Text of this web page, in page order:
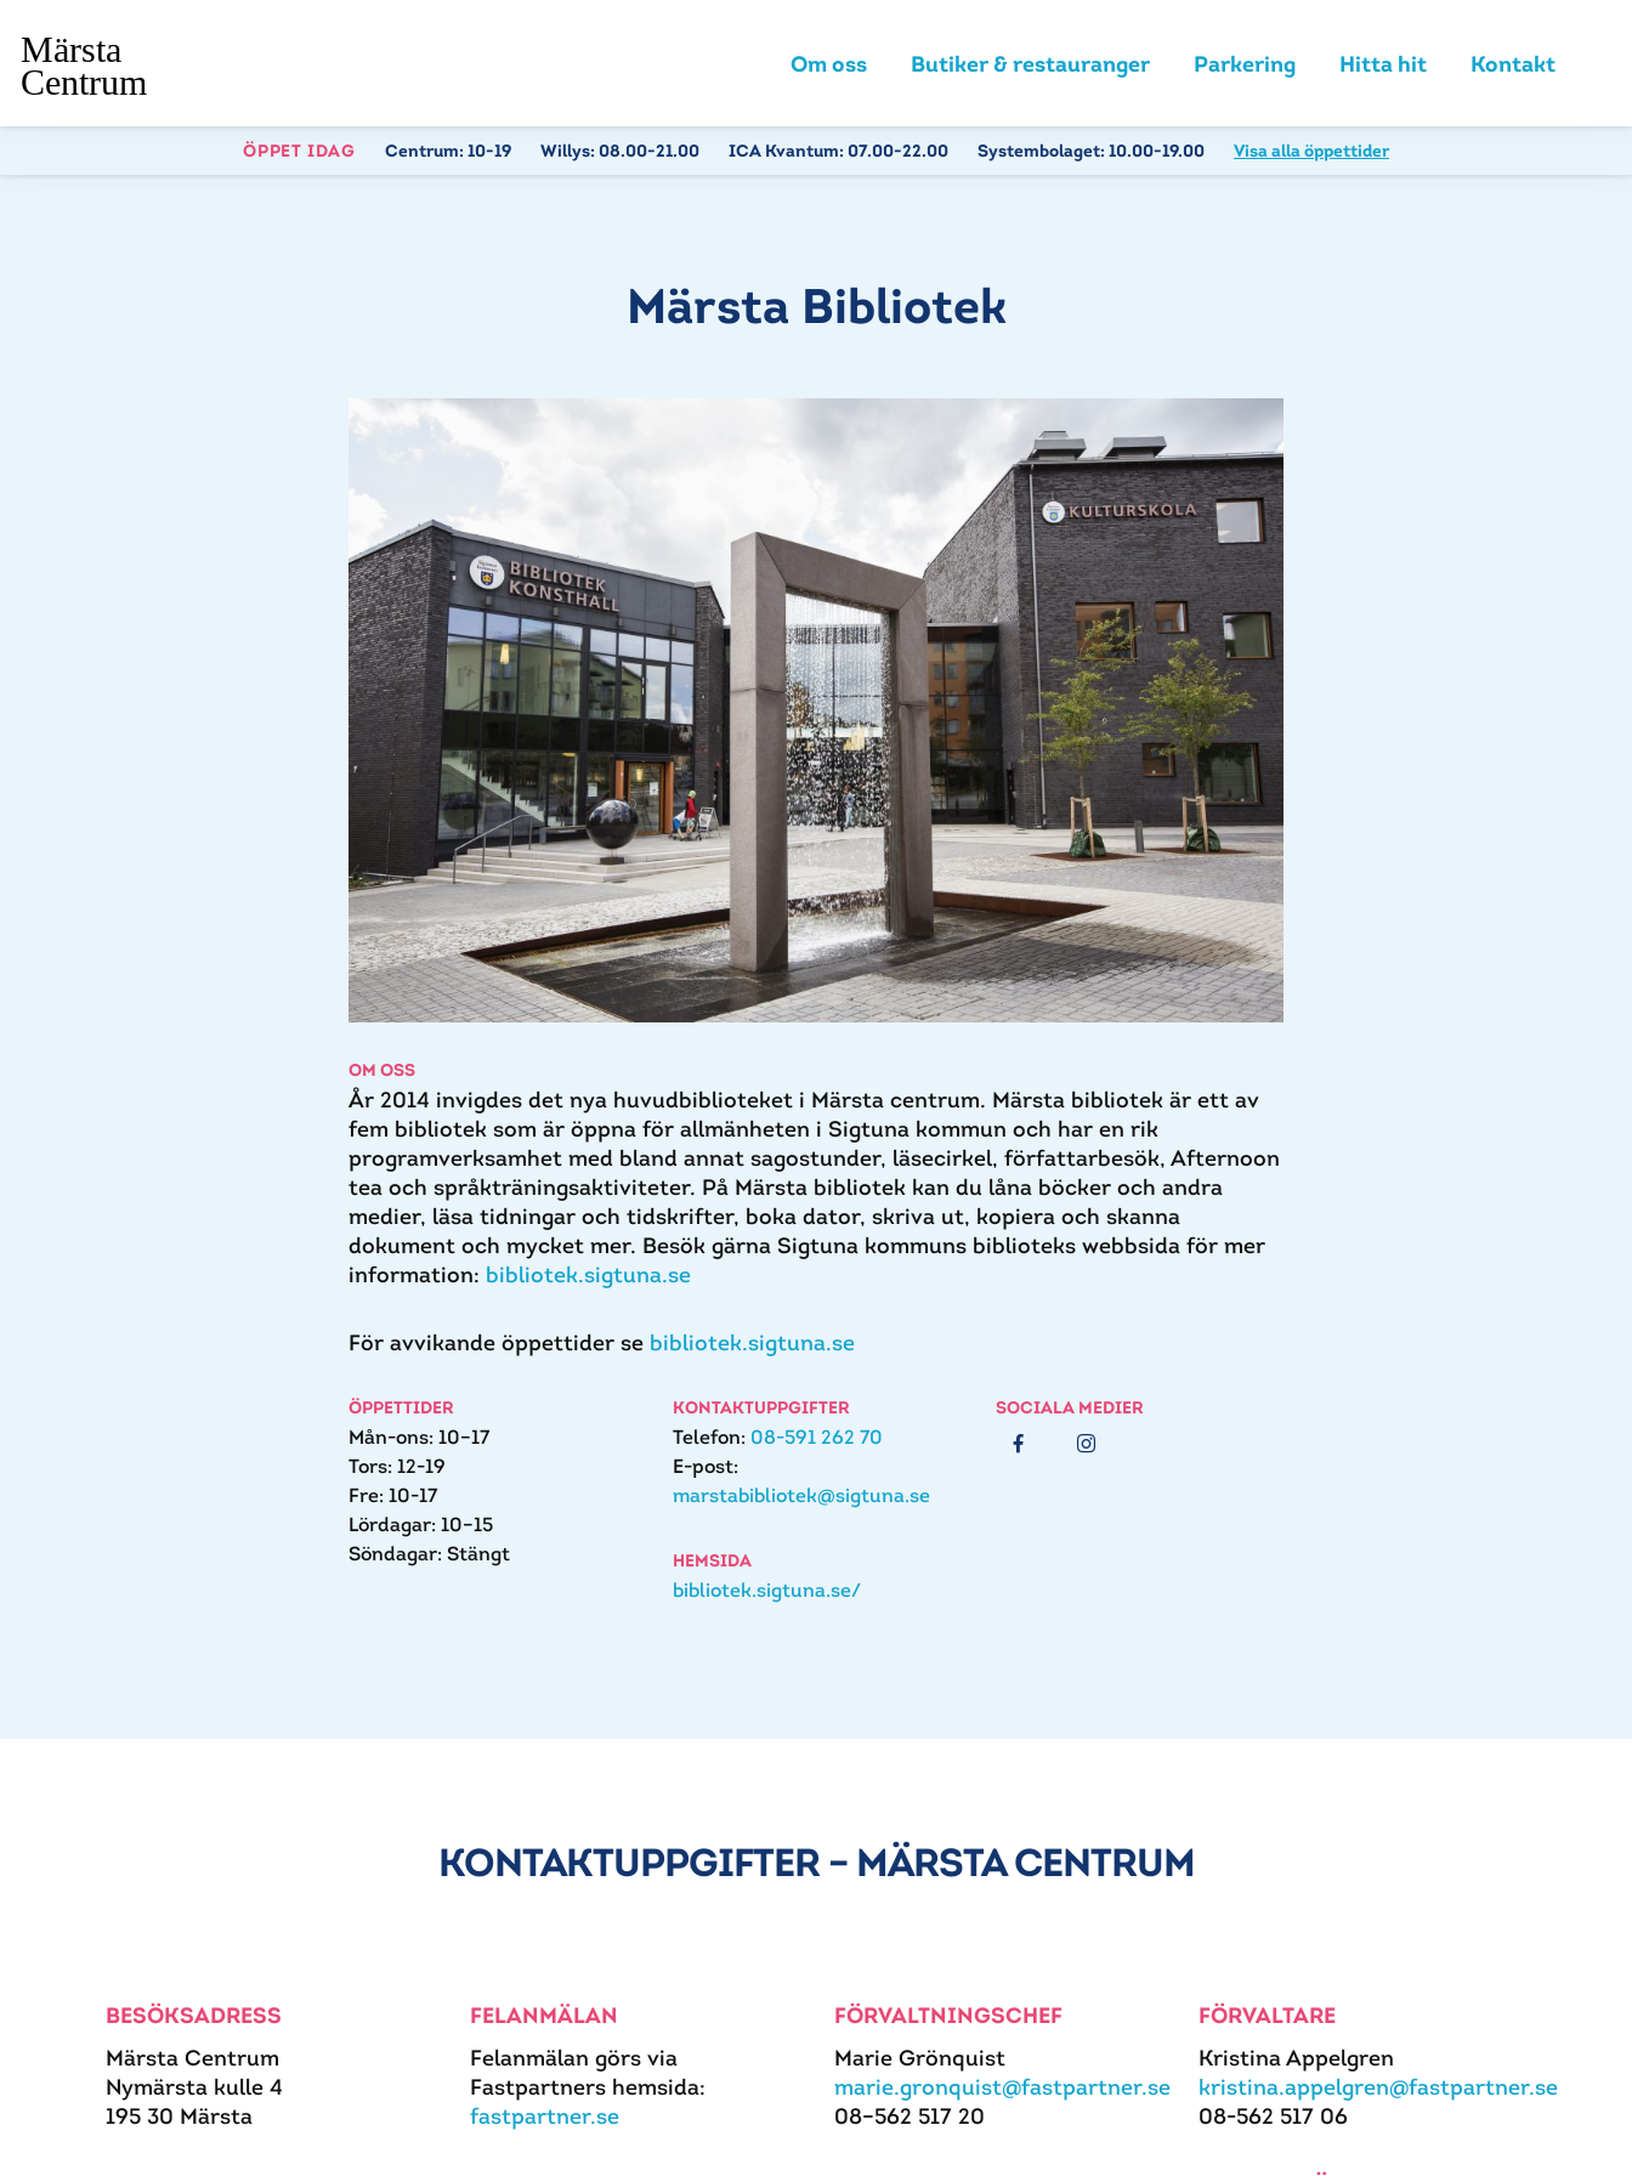
Om oss Butiker & restauranger Parkering Hitta hit Kontakt
ÖPPET IDAG Centrum: 10-19 Willys: 08.00-21.00 ICA Kvantum: 07.00-22.00 Systembolaget: 10.00-19.00 Visa alla öppettider
Märsta Bibliotek
OM OSS
År 2014 invigdes det nya huvudbiblioteket i Märsta centrum. Märsta bibliotek är ett av
fem bibliotek som är öppna för allmänheten i Sigtuna kommun och har en rik
programverksamhet med bland annat sagostunder, läsecirkel, författarbesök, Afternoon
tea och språkträningsaktiviteter. På Märsta bibliotek kan du låna böcker och andra
medier, läsa tidningar och tidskrifter, boka dator, skriva ut, kopiera och skanna
dokument och mycket mer. Besök gärna Sigtuna kommuns biblioteks webbsida för mer
information: bibliotek.sigtuna.se
För avvikande öppettider se bibliotek.sigtuna.se
ÖPPETTIDER
Mån-ons: 10–17
Tors: 12-19
Fre: 10-17
Lördagar: 10–15
Söndagar: Stängt
KONTAKTUPPGIFTER
Telefon: 08-591 262 70
E-post:
marstabibliotek@sigtuna.se
HEMSIDA
bibliotek.sigtuna.se/
SOCIALA MEDIER
KONTAKTUPPGIFTER – MÄRSTA CENTRUM
BESÖKSADRESS
Märsta Centrum
Nymärsta kulle 4
195 30 Märsta
FELANMÄLAN
Felanmälan görs via
Fastpartners hemsida:
fastpartner.se
FÖRVALTNINGSCHEF
Marie Grönquist
marie.gronquist@fastpartner.se
08–562 517 20
FÖRVALTARE
Kristina Appelgren
kristina.appelgren@fastpartner.se
08-562 517 06